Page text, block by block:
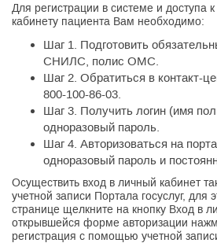
Для регистрации в системе и доступа
кабинету пациента Вам необходимо:
Шаг 1. Подготовить
СНИЛС, полис ОМС.
Шаг 2. Обратиться в контакт-
800-100-86-03.
Шаг 3. Получить логин (имя
одноразовый пароль.
Шаг 4. Авторизоваться на
одноразовый пароль и
Осуществить вход в личный кабинет
учетной записи Портала госуслуг, для
странице щелкните на кнопку Вход в
открывшейся форме авторизации
регистрация с помощью учетной